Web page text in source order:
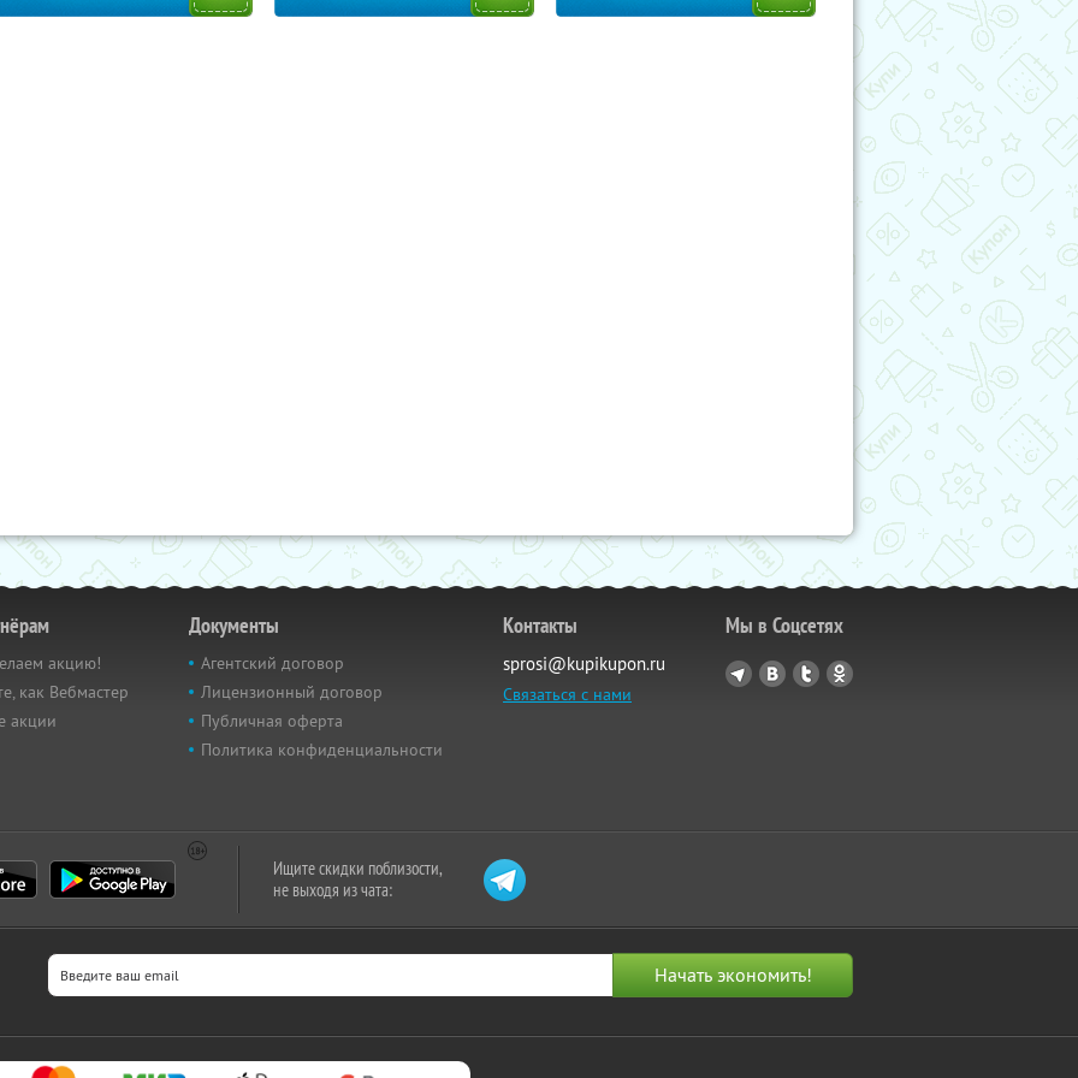
акцию!
как Вебмастер
акции
Документы
Агентский договор
Лицензионный договор
Публичная оферта
Политика конфиденциальности
Контакты
sprosi@kupikupon.ru
Связаться с нами
Мы в Соцсетях
Ищите скидки поблизости,
не выходя из чата: